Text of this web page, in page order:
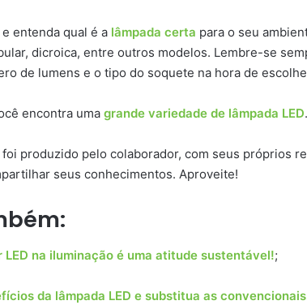
entenda qual é a lâmpada certa para o seu
dicroica, entre outros modelos. Lembre-se
de lumens e o tipo do soquete na hora de
encontra uma grande variedade de lâmpada LED.
foi produzido pelo colaborador, com seus próprios
seus conhecimentos. Aproveite!
LED na iluminação é uma atitude sustentável!;
da lâmpada LED e substitua as convencionais